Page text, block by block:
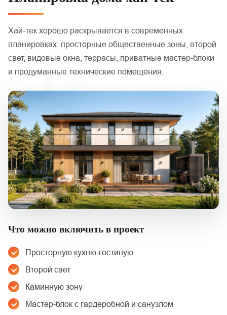
Хай‑тек хорошо раскрывается в современных
планировках: просторные общественные зоны, второй
свет, видовые окна, террасы, приватные мастер‑блоки
и продуманные технические помещения.
Что можно включить в проект
Просторную кухню‑гостиную
Второй свет
Каминную зону
Мастер‑блок с гардеробной и санузлом